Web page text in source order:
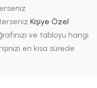
Kişiye Özel
ve tabloyu hangi
en kısa sürede